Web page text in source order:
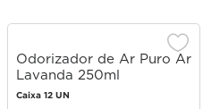
Odorizador de Ar Puro Ar
Lavanda 250ml
Caixa 12 UN